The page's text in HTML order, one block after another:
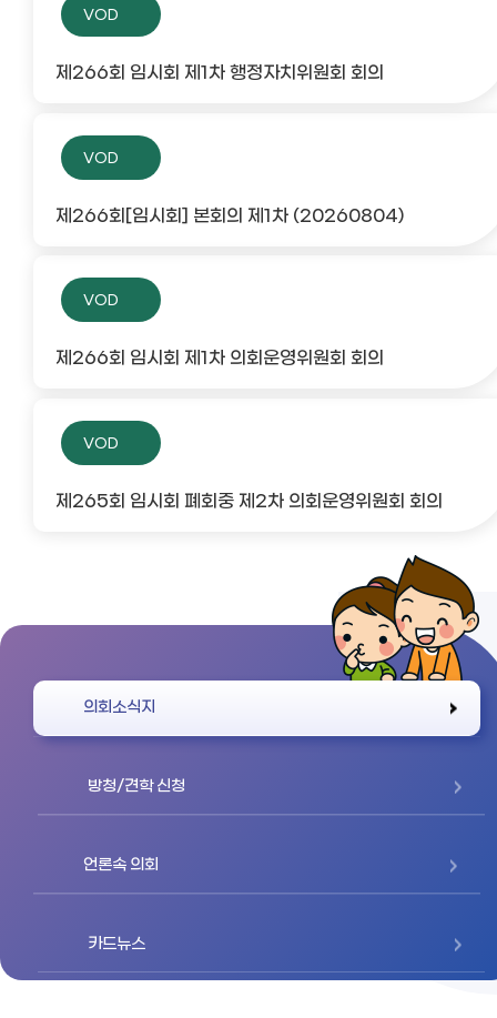
VOD
제266회 임시회 제1차 행정자치위원회 회의
VOD
제266회[임시회] 본회의 제1차 (20260804)
VOD
제266회 임시회 제1차 의회운영위원회 회의
VOD
제265회 임시회 폐회중 제2차 의회운영위원회 회의
의회소식지
방청/견학 신청
언론속 의회
카드뉴스